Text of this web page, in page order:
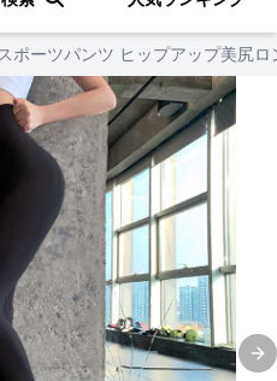
スポーツパンツ ヒップアップ美尻ロ